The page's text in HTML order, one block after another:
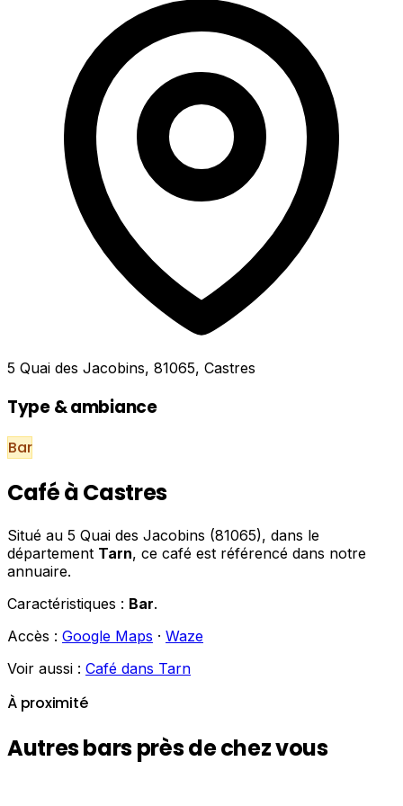
5 Quai des Jacobins, 81065, Castres
Type & ambiance
Bar
Café à Castres
Situé au 5 Quai des Jacobins (81065), dans le
département Tarn, ce café est référencé dans notre
annuaire.
Caractéristiques : Bar.
Accès : Google Maps · Waze
Voir aussi : Café dans Tarn
À proximité
Autres bars près de chez vous